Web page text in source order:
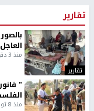
تقارير
تقارير
منذ 3 دقيقة
"
منذ 8 ثواني